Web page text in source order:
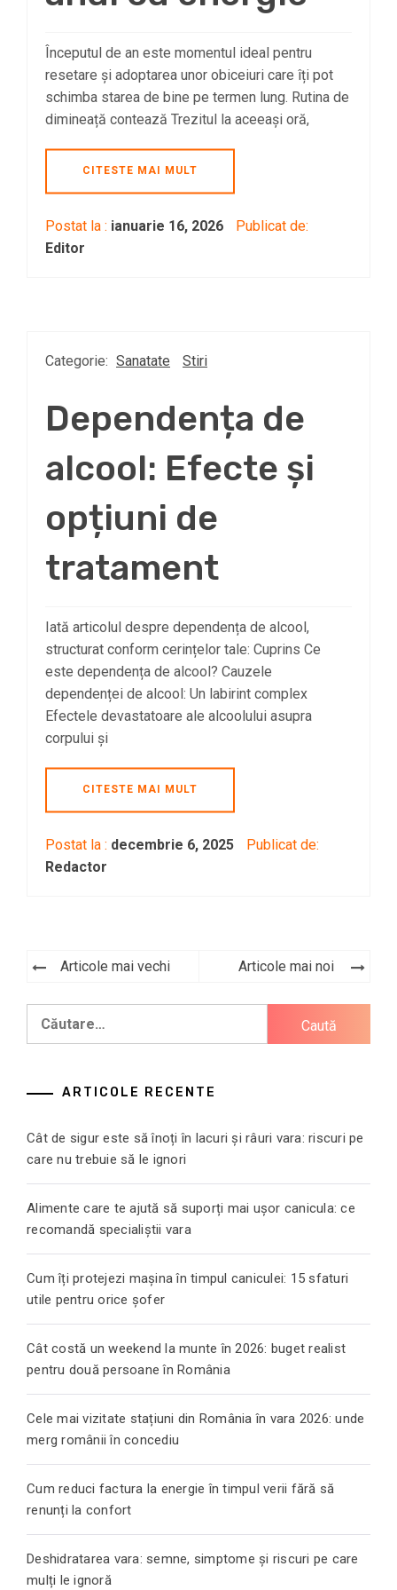
Începutul de an este momentul ideal pentru
resetare și adoptarea unor obiceiuri care îți pot
schimba starea de bine pe termen lung. Rutina de
dimineață contează Trezitul la aceeași oră,
CITESTE MAI MULT
Postat la : ianuarie 16, 2026
Publicat de:
Editor
Categorie: Sanatate Stiri
Dependența de
alcool: Efecte și
opțiuni de
tratament
Iată articolul despre dependența de alcool,
structurat conform cerințelor tale: Cuprins Ce
este dependența de alcool? Cauzele
dependenței de alcool: Un labirint complex
Efectele devastatoare ale alcoolului asupra
corpului și
CITESTE MAI MULT
Postat la : decembrie 6, 2025
Publicat de:
Redactor
Navigare
articole
Articole mai vechi Articole mai noi
ARTICOLE RECENTE
Cât de sigur este să înoți în lacuri și râuri vara: riscuri pe
care nu trebuie să le ignori
Alimente care te ajută să suporți mai ușor canicula: ce
recomandă specialiștii vara
Cum îți protejezi mașina în timpul caniculei: 15 sfaturi
utile pentru orice șofer
Cât costă un weekend la munte în 2026: buget realist
pentru două persoane în România
Cele mai vizitate stațiuni din România în vara 2026: unde
merg românii în concediu
Cum reduci factura la energie în timpul verii fără să
renunți la confort
Deshidratarea vara: semne, simptome și riscuri pe care
mulți le ignoră